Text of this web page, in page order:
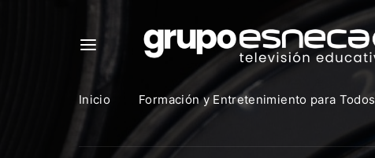
Inicio Formación y Entretenimiento para Todos